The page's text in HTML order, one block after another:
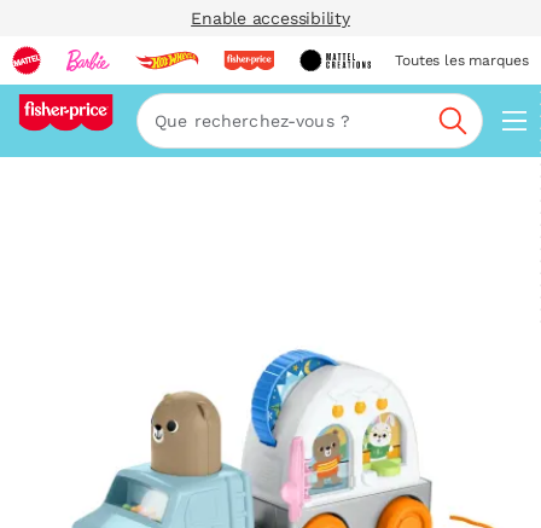
Enable accessibility
Toutes les marques